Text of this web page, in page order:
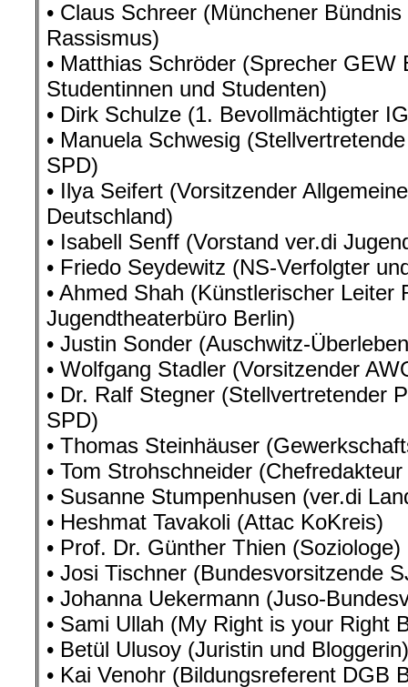
• Claus Schreer (Münchener
Rassismus)
• Matthias Schröder (Sprecher GEW
Studentinnen und Studenten)
• Dirk Schulze (1. Bevollmächtigter
• Manuela Schwesig
SPD)
• Ilya Seifert (Vorsitzender
Deutschland)
• Isabell Senff (Vorstand ver.di
• Friedo Seydewitz (NS-Verfolgter
• Ahmed Shah (Künstlerischer Leiter
Jugendtheaterbüro Berlin)
• Justin Sonder (Auschwitz-
• Wolfgang Stadler (Vorsitzender
• Dr. Ralf Stegner (Stellvertretender
SPD)
• Thomas Steinhäuser
• Tom Strohschneider
• Susanne Stumpenhusen (ver.di
• Heshmat Tavakoli (Attac KoKreis)
• Prof. Dr. Günther Thien (Soziologe)
• Josi Tischner (Bundesvorsitzende
• Johanna Uekermann (Juso-
• Sami Ullah (My Right is your Right
• Betül Ulusoy (Juristin und Bloggerin)
• Kai Venohr (Bildungsreferent DGB